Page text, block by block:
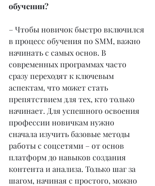
обучении?
– Чтобы новичок быстро включился
в процесс обучения по SMM, важно
начинать с самых основ. В
современных программах часто
сразу переходят к ключевым
аспектам, что может стать
препятствием для тех, кто только
начинает. Для успешного освоения
профессии новичкам нужно
сначала изучить базовые методы
работы с соцсетями – от основ
платформ до навыков создания
контента и анализа. Только шаг за
шагом, начиная с простого, можно